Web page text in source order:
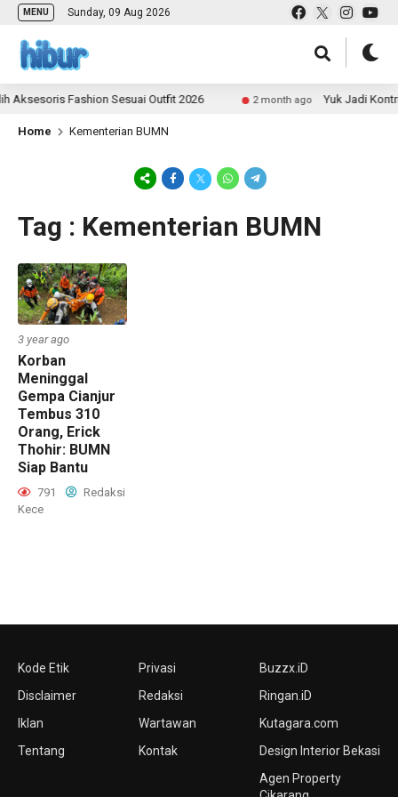
MENU Sunday, 09 Aug 2026
Aksesoris Fashion Sesuai Outfit 2026 2 month ago Yuk Jadi
Home Kementerian BUMN
Tag : Kementerian BUMN
3 year ago
Korban
Meninggal
Gempa Cianjur
Tembus 310
Orang, Erick
Thohir: BUMN
Siap Bantu
791
Redaksi
Kece
Kode Etik
Disclaimer
Iklan
Tentang
Privasi
Redaksi
Wartawan
Kontak
Buzzx.iD
Ringan.iD
Kutagara.com
Design Interior Bekasi
Agen Property